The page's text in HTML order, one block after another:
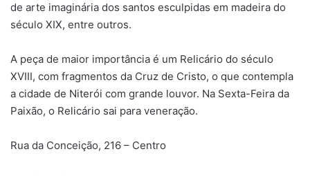
de arte imaginária dos santos esculpidas em madeira do
século XIX, entre outros.
A peça de maior importância é um Relicário do século
XVIII, com fragmentos da Cruz de Cristo, o que contempla
a cidade de Niterói com grande louvor. Na Sexta-Feira da
Paixão, o Relicário sai para veneração.
Rua da Conceição, 216 – Centro